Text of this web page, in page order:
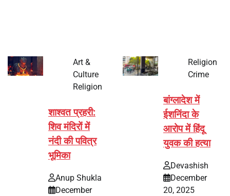
Art &
Culture
Religion
शाश्वत प्रहरी:
शिव मंदिरों में
नंदी की पवित्र
भूमिका
Anup Shukla
December
Religion
Crime
बांग्लादेश में
ईशनिंदा के
आरोप में हिंदू
युवक की हत्या
Devashish
December
20, 2025